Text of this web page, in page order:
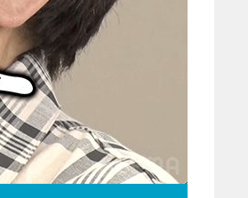
『アイ＝ラブ！げーみんぐ』＝LOV
E齋藤樹愛羅＆佐々木舞香SPインタ
ビュー